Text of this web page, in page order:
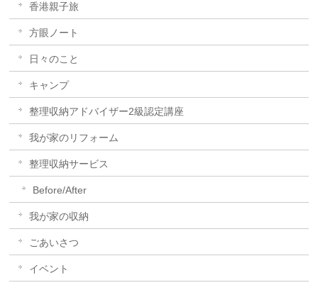
香港親子旅
方眼ノート
日々のこと
キャンプ
整理収納アドバイザー2級認定講座
我が家のリフォーム
整理収納サービス
Before/After
我が家の収納
ごあいさつ
イベント